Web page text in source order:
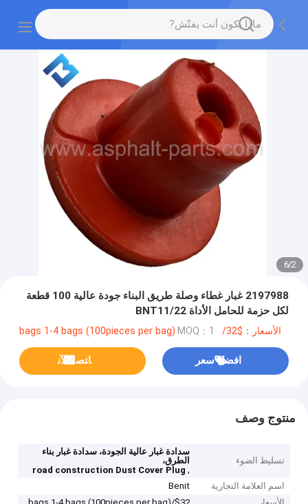
2
/
6
2197988 غبار غطاء وصلة طريق البناء جودة عالية 100 قطعة
لكل حزمة للحامل الأداة BNT11/22
الأسعار：$32/bags 1-4 bags (100pieces per bag) MOQ：1
افضل سعر ﺎﺘﺼﻟ ﺍﻶﻧ
منتوج وصف
تسليط الضوء
سدادة غبار عالية الجودة، سدادة غبار بناء
الطرق،
,
road construction Dust Cover Plug
اسم العلامة التجارية
Benit